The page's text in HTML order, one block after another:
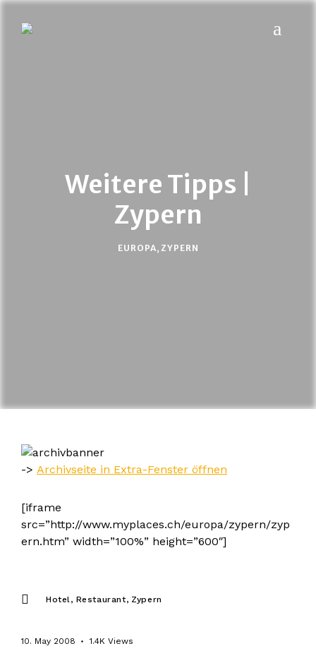
Weitere Tipps |
Zypern
EUROPA, ZYPERN
-> Archivseite in Extra-Fenster öffnen
[iframe
src=”http://www.myplaces.ch/europa/zypern/zyp
ern.htm” width=”100%” height=”600″]
Hotel Restaurant Zypern
10. May 2008 1.4K Views